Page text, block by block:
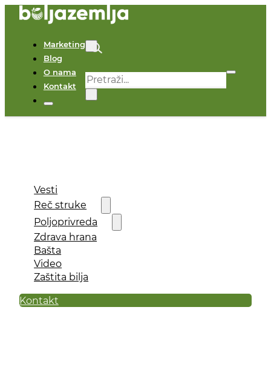
Marketing
Blog
O nama
Kontakt
Pretraga
Vesti
Reč struke
Poljoprivreda
Zdrava hrana
Bašta
Video
Zaštita bilja
Kontakt